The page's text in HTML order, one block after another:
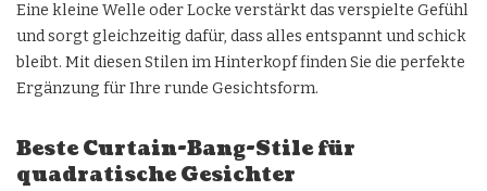
Eine kleine Welle oder Locke verstärkt das verspielte Gefühl
und sorgt gleichzeitig dafür, dass alles entspannt und schick
bleibt. Mit diesen Stilen im Hinterkopf finden Sie die perfekte
Ergänzung für Ihre runde Gesichtsform.
Beste Curtain-Bang-Stile für
quadratische Gesichter